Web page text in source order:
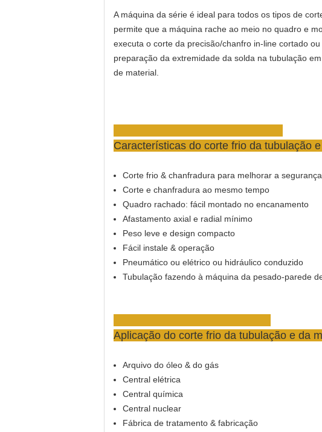
A máquina da série é ideal para todos os tipos de
permite que a máquina rache ao meio no quadro e
executa o corte da precisão/chanfro in-line cortado
preparação da extremidade da solda na tubulação
de material.
Características do corte frio da tubulação
Corte frio & chanfradura para melhorar a segurança
Corte e chanfradura ao mesmo tempo
Quadro rachado: fácil montado no encanamento
Afastamento axial e radial mínimo
Peso leve e design compacto
Fácil instale & operação
Pneumático ou elétrico ou hidráulico conduzido
Tubulação fazendo à máquina da pesado-parede
Aplicação do corte frio da tubulação e da
Arquivo do óleo & do gás
Central elétrica
Central química
Central nuclear
Fábrica de tratamento & fabricação